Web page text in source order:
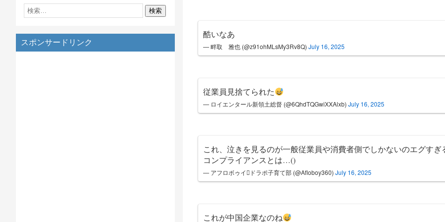
スポンサードリンク
酷いなあ
— 畔取 雅也 (@z91ohMLsMy3Rv8Q) July 16, 2025
従業員見捨てられた
— ロイエンタール新領土総督 (@6QhdTQGwiXXAlxb) July 16, 2025
これ、泣きを見るのが一般従業員や消費者側でしかないのエグすぎ
コンプライアンスとは…()
— アフロボゥイドラポ子育て部 (@Afloboy360) July 16, 2025
これが中国企業なのね